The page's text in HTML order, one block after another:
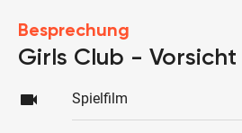
Besprechung
Girls Club - Vorsicht
videocam Spielfilm